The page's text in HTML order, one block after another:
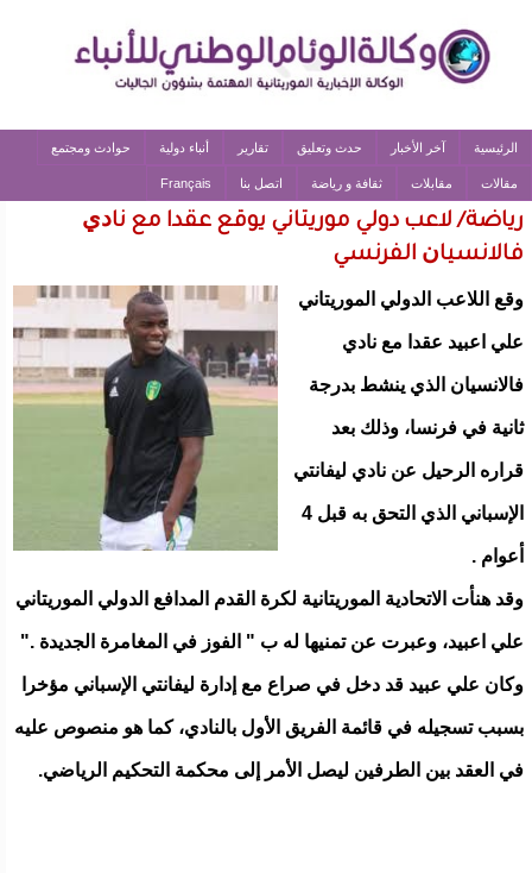
الرئيسية آخر الأخبار حدث وتعليق تقارير أنباء دولية حوادث ومجتمع
مقالات مقابلات ثقافة و رياضة اتصل بنا Français
رياضة/ لاعب دولي موريتاني يوقع عقدا مع ﻧﺎﺩﻱ
ﻓﺎﻻﻧﺴﻴﺎﻥ الفرنسي
ﻭﻗﻊ ﺍﻟﻼﻋﺐ ﺍﻟﺪﻭﻟﻲ ﺍﻟﻤﻮﺭﻳﺘﺎﻧﻲ
ﻋﻠﻲ ﺍﻋﺒﻴﺪ عقدا ﻣﻊ ﻧﺎﺩﻱ
ﻓﺎﻻﻧﺴﻴﺎﻥ ﺍﻟﺬﻱ ﻳﻨﺸﻂ ﺑﺪﺭﺟﺔ
ﺛﺎﻧﻴﺔ ﻓﻲ ﻓﺮﻧﺴﺎ، ﻭﺫﻟﻚ ﺑﻌﺪ
ﻗﺮﺍﺭﻩ ﺍﻟﺮﺣﻴﻞ ﻋﻦ ﻧﺎﺩﻱ ﻟﻴﻔﺎﻧﺘﻲ
ﺍﻹﺳﺒﺎﻧﻲ ﺍﻟﺬﻱ ﺍﻟﺘﺤﻖ ﺑﻪ ﻗﺒﻞ 4
ﺃﻋﻮﺍﻡ .
ﻭﻗﺪ ﻫﻨﺄﺕ ﺍﻻﺗﺤﺎﺩﻳﺔ ﺍﻟﻤﻮﺭﻳﺘﺎﻧﻴﺔ ﻟﻜﺮﺓ ﺍﻟﻘﺪﻡ ﺍﻟﻤﺪﺍﻓﻊ ﺍﻟﺪﻭﻟﻲ ﺍﻟﻤﻮﺭﻳﺘﺎﻧﻲ
ﻋﻠﻲ ﺍﻋﺒﻴﺪ، ﻭﻋﺒﺮﺕ ﻋﻦ ﺗﻤﻨﻴﻬﺎ ﻟﻪ ﺏ " ﺍﻟﻔﻮﺯ ﻓﻲ ﺍﻟﻤﻐﺎﻣﺮﺓ ﺍﻟﺠﺪﻳﺪﺓ ."
ﻭﻛﺎﻥ ﻋﻠﻲ ﻋﺒﻴﺪ ﻗﺪ ﺩﺧﻞ ﻓﻲ ﺻﺮﺍﻉ ﻣﻊ ﺇﺩﺍﺭﺓ ﻟﻴﻔﺎﻧﺘﻲ ﺍﻹﺳﺒﺎﻧﻲ ﻣﺆﺧﺮﺍ
ﺑﺴﺒﺐ ﺗﺴﺠﻴﻠﻪ ﻓﻲ ﻗﺎﺋﻤﺔ ﺍﻟﻔﺮﻳﻖ ﺍﻷﻭﻝ ﺑﺎﻟﻨﺎﺩﻱ، ﻛﻤﺎ ﻫﻮ ﻣﻨﺼﻮﺹ ﻋﻠﻴﻪ
ﻓﻲ ﺍﻟﻌﻘﺪ ﺑﻴﻦ ﺍﻟﻄﺮﻓﻴﻦ ﻟﻴﺼﻞ ﺍﻷﻣﺮ ﺇﻟﻰ ﻣﺤﻜﻤﺔ ﺍﻟﺘﺤﻜﻴﻢ ﺍﻟﺮﻳﺎﺿﻲ.